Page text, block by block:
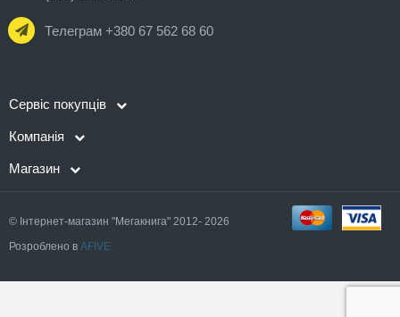
Телеграм +380 67 562 68 60
Сервіс покупців
Компанія
Магазин
© Інтернет-магазин "Мегакнига" 2012- 2026
Розроблено в AFIVE